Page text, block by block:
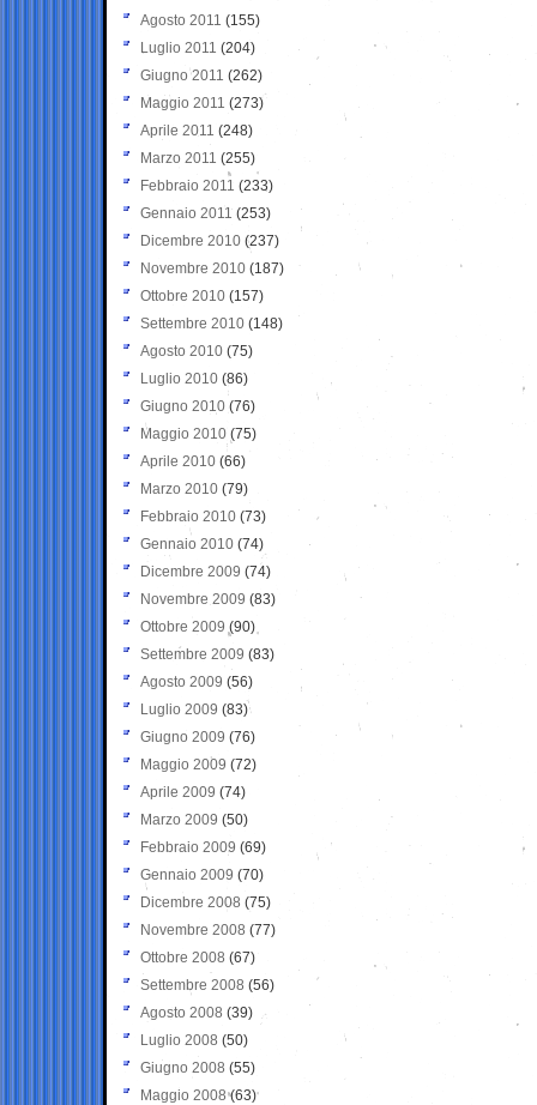
Agosto 2011 (155)
Luglio 2011 (204)
Giugno 2011 (262)
Maggio 2011 (273)
Aprile 2011 (248)
Marzo 2011 (255)
Febbraio 2011 (233)
Gennaio 2011 (253)
Dicembre 2010 (237)
Novembre 2010 (187)
Ottobre 2010 (157)
Settembre 2010 (148)
Agosto 2010 (75)
Luglio 2010 (86)
Giugno 2010 (76)
Maggio 2010 (75)
Aprile 2010 (66)
Marzo 2010 (79)
Febbraio 2010 (73)
Gennaio 2010 (74)
Dicembre 2009 (74)
Novembre 2009 (83)
Ottobre 2009 (90)
Settembre 2009 (83)
Agosto 2009 (56)
Luglio 2009 (83)
Giugno 2009 (76)
Maggio 2009 (72)
Aprile 2009 (74)
Marzo 2009 (50)
Febbraio 2009 (69)
Gennaio 2009 (70)
Dicembre 2008 (75)
Novembre 2008 (77)
Ottobre 2008 (67)
Settembre 2008 (56)
Agosto 2008 (39)
Luglio 2008 (50)
Giugno 2008 (55)
Maggio 2008(63)